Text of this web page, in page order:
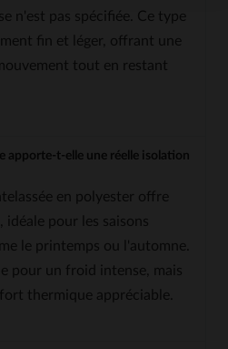
n'est pas spécifiée. Ce type
fin et léger, offrant une
tout en restant
apporte-t-elle une réelle isolation
en polyester offre
idéale pour les saisons
le printemps ou l'automne.
pour un froid intense, mais
thermique appréciable.